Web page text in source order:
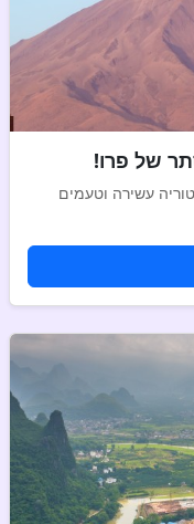
של פרו!
עשירה וטעמים